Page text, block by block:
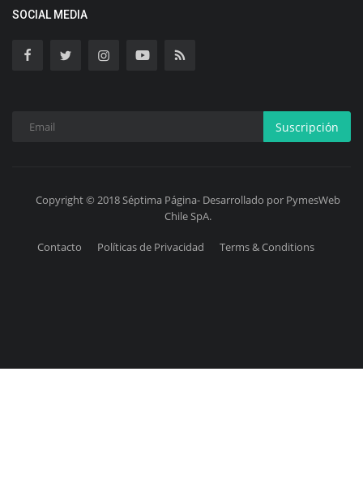
SOCIAL MEDIA
Suscripción
Copyright © 2018 Séptima Página- Desarrollado por PymesWeb
Chile SpA.
Contacto Políticas de Privacidad Terms & Conditions